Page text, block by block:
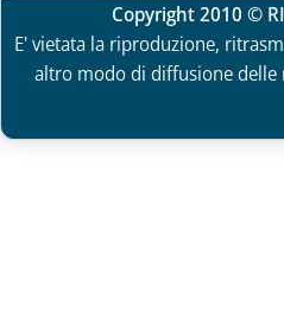
Copyright 2010 ©
E' vietata la riproduzione,
altro modo di diffusione delle